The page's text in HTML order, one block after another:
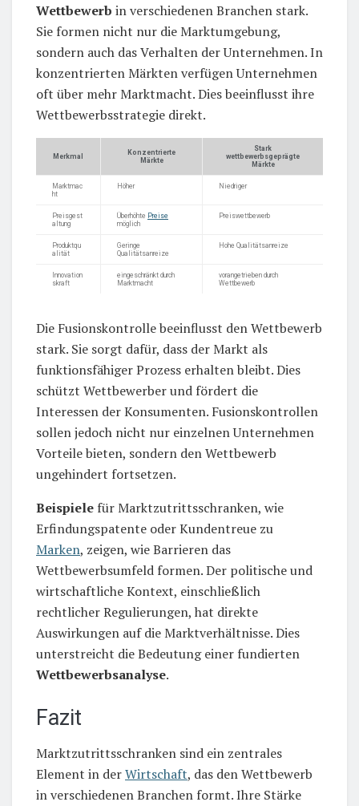
Wettbewerb in verschiedenen Branchen stark.
Sie formen nicht nur die Marktumgebung,
sondern auch das Verhalten der Unternehmen. In
konzentrierten Märkten verfügen Unternehmen
oft über mehr Marktmacht. Dies beeinflusst ihre
Wettbewerbsstrategie direkt.
Merkmal
Konzentrierte
Märkte
Stark
wettbewerbsgeprägte
Märkte
Marktmac
ht
Höher Niedriger
Preisgest
altung
Überhöhte Preise
möglich
Preiswettbewerb
Produktqu
alität
Geringe
Qualitätsanreize
Hohe Qualitätsanreize
Innovation
skraft
eingeschränkt durch
Marktmacht
vorangetrieben durch
Wettbewerb
Die Fusionskontrolle beeinflusst den Wettbewerb
stark. Sie sorgt dafür, dass der Markt als
funktionsfähiger Prozess erhalten bleibt. Dies
schützt Wettbewerber und fördert die
Interessen der Konsumenten. Fusionskontrollen
sollen jedoch nicht nur einzelnen Unternehmen
Vorteile bieten, sondern den Wettbewerb
ungehindert fortsetzen.
Beispiele für Marktzutrittsschranken, wie
Erfindungspatente oder Kundentreue zu
Marken, zeigen, wie Barrieren das
Wettbewerbsumfeld formen. Der politische und
wirtschaftliche Kontext, einschließlich
rechtlicher Regulierungen, hat direkte
Auswirkungen auf die Marktverhältnisse. Dies
unterstreicht die Bedeutung einer fundierten
Wettbewerbsanalyse.
Fazit
Marktzutrittsschranken sind ein zentrales
Element in derWirtschaft, das den Wettbewerb
in verschiedenen Branchen formt. Ihre Stärke